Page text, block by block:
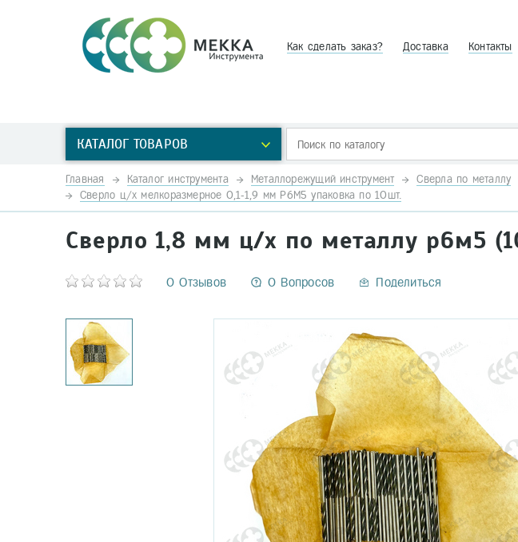
Как сделать заказ? Доставка Контакты
КАТАЛОГ ТОВАРОВ
Главная Каталог инструмента Металлорежущий инструмент Сверла по металлу
Сверло ц/х мелкоразмерное 0,1-1,9 мм Р6М5 упаковка по 10шт.
Сверло 1,8 мм ц/х по металлу р6м5
0 Отзывов 0 Вопросов Поделиться